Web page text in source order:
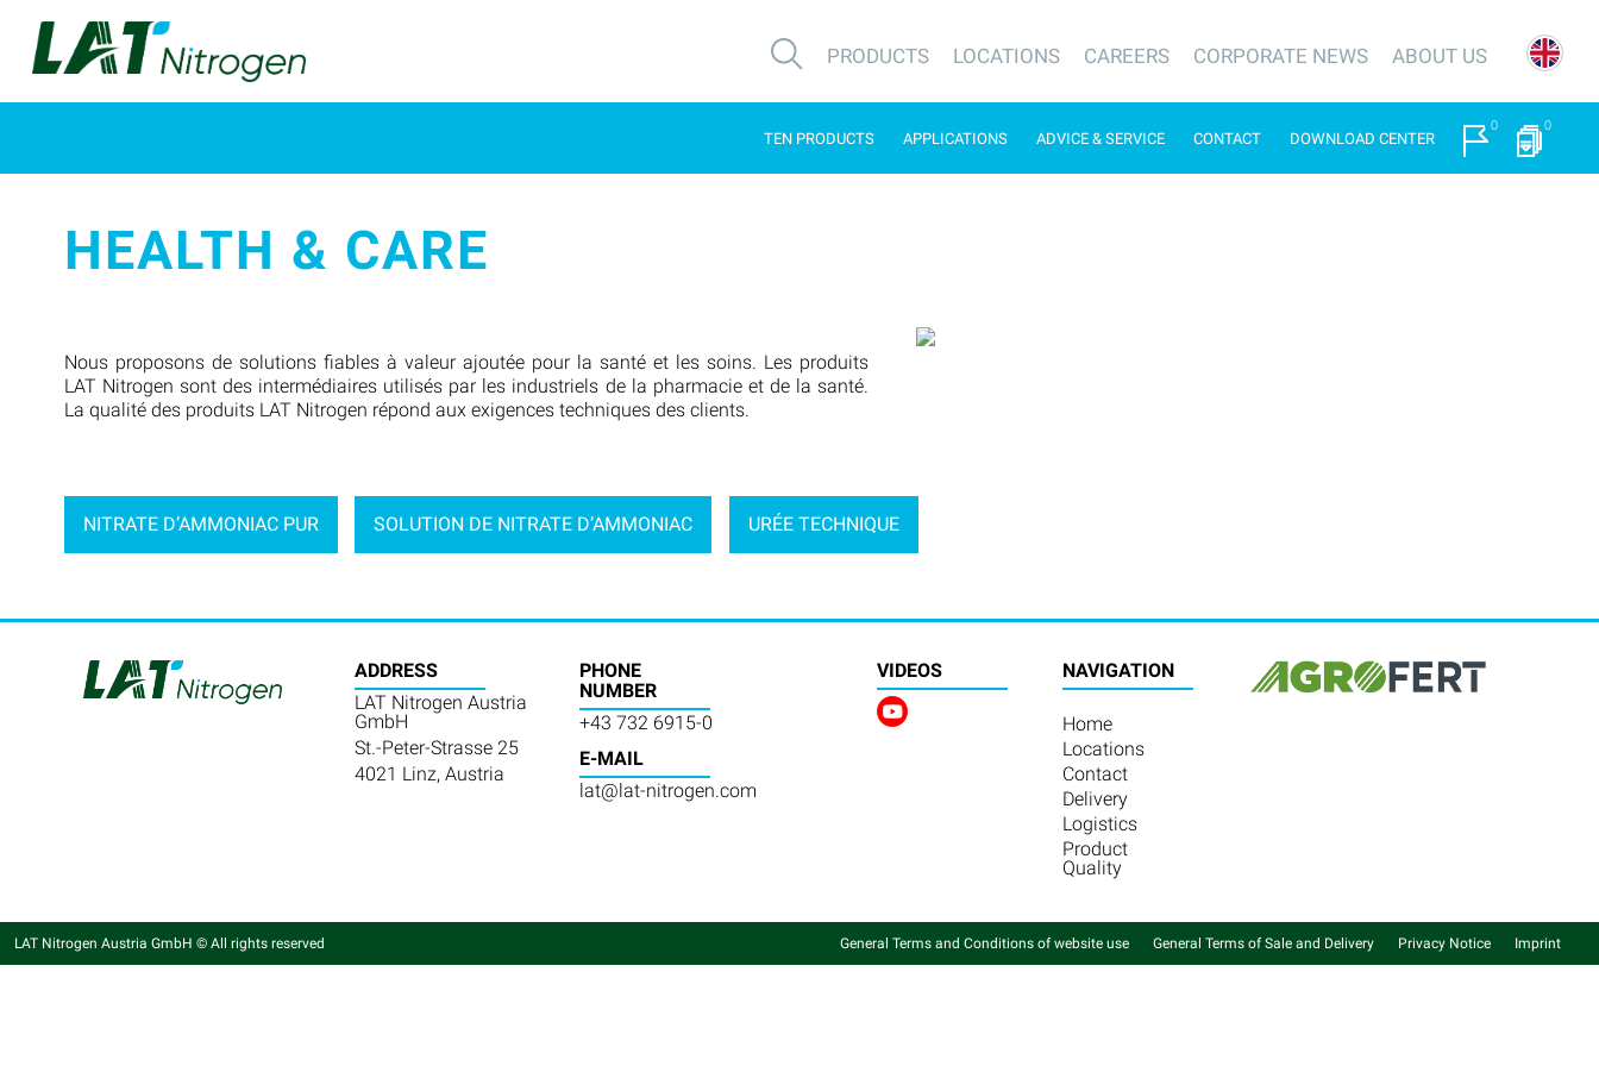
PRODUCTS LOCATIONS CAREERS CORPORATE NEWS ABOUT US
TEN PRODUCTS APPLICATIONS ADVICE & SERVICE CONTACT DOWNLOAD CENTER
0 0
HEALTH & CARE
Nous proposons de solutions fiables à valeur ajoutée pour la santé et les soins. Les produits
LAT Nitrogen sont des intermédiaires utilisés par les industriels de la pharmacie et de la santé.
La qualité des produits LAT Nitrogen répond aux exigences techniques des clients.
NITRATE D’AMMONIAC PUR SOLUTION DE NITRATE D’AMMONIAC URÉE TECHNIQUE
ADDRESS
LAT Nitrogen Austria
GmbH
St.-Peter-Strasse 25
4021 Linz, Austria
PHONE
NUMBER
+43 732 6915-0
E-MAIL
lat@lat-nitrogen.com
VIDEOS NAVIGATION
Home
Locations
Contact
Delivery
Logistics
Product
Quality
LAT Nitrogen Austria GmbH © All rights reserved General Terms and Conditions of website use General Terms of Sale and Delivery Privacy Notice Imprint